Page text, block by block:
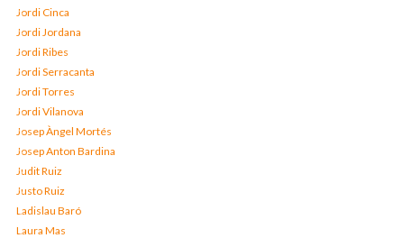
Jordi Cinca
Jordi Jordana
Jordi Ribes
Jordi Serracanta
Jordi Torres
Jordi Vilanova
Josep Àngel Mortés
Josep Anton Bardina
Judit Ruiz
Justo Ruiz
Ladislau Baró
Laura Mas